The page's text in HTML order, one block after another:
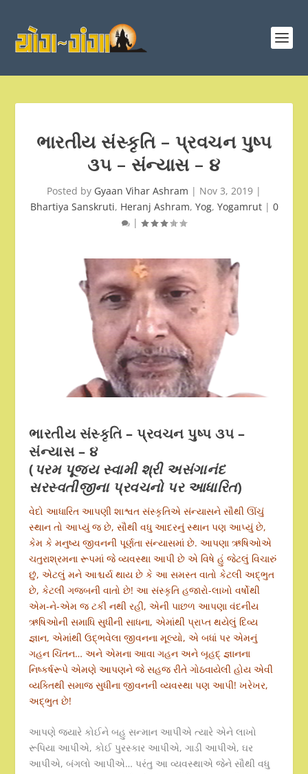
ભારતીય સંસ્કૃતિ – પ્રવચન પુષ્પ
૩૫ – સંન્યાસ – ૪
Posted by Gyaan Vihar Ashram | Nov 3, 2019 |
Bhartiya Sanskruti, Heranj Ashram, Yog, Yogamrut| 0
|
ભારતીય સંસ્કૃતિ – પ્રવચન પુષ્પ ૩૫ –
સંન્યાસ – ૪
(પરમ પૂજ્ય સ્વામી શ્રી અસંગાનંદ
સરસ્વતીજીના પ્રવચનો પર આધારિત)
વેદો આધારિત આપણી શાશ્વત સંસ્કૃતિએ સંન્યાસને સૌથી ઊંચું
સ્થાન તો આપ્યું જ છે, સૌથી વધુ આદરનું સ્થાન પણ આપ્યું છે,
કેમ કે મનુષ્ય જીવનની પૂર્ણતા સંન્યાસમાં છે. આપણા ઋષિઓએ
ચતુરાશ્રમના રૂપમાં જે વ્યવસ્થા આપી છે એ વિષે હું જેટલું વિચારું
છું, એટલું મને આશ્ચર્ય થાય છે કે આ સમસ્ત વાતો કેટલી અદ્ભુત
છે, કેટલી ગજબની વાતો છે! આ સંસ્કૃતિ હજારો-લાખો વર્ષોથી
એમ-ને-એમ જ ટકી નથી રહી, એની પાછળ આપણા વંદનીય
ઋષિઓની સમાધિ સુધીની સાધના, એમાંથી પ્રાપ્ત થયેલું દિવ્ય
જ્ઞાન, એમાંથી ઉદ્ભવેલા જીવનના મૂલ્યો, એ બધાં પર એમનું
ગહન ચિંતન… અને એમના આવા ગહન અને બૃહદ્ જ્ઞાનના
નિષ્કર્ષરૂપે એમણે આપણને જે સહજ રીતે ગોઠવાયેલી હોય એવી
વ્યક્તિથી સમાજ સુધીના જીવનની વ્યવસ્થા પણ આપી! ખરેખર,
અદ્ભુત છે!
આપણે જ્યારે કોઈને બહુ સન્માન આપીએ ત્યારે એને લાખો
રૂપિયા આપીએ, કોઈ પુરસ્કાર આપીએ, ગાડી આપીએ, ઘર
આપીએ, બંગલો આપીએ… પરંતુ આ વ્યવસ્થાએ જેને સૌથી વધુ